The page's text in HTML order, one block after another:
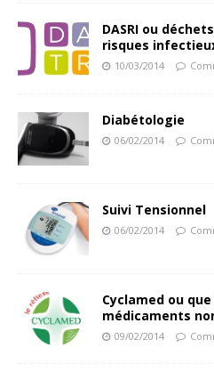
DASRI ou
risques
10/03/2014
Diabétologie
06/02/2014
Suivi Tensionnel
06/02/2014
Cyclamed ou
médicaments
09/02/2014